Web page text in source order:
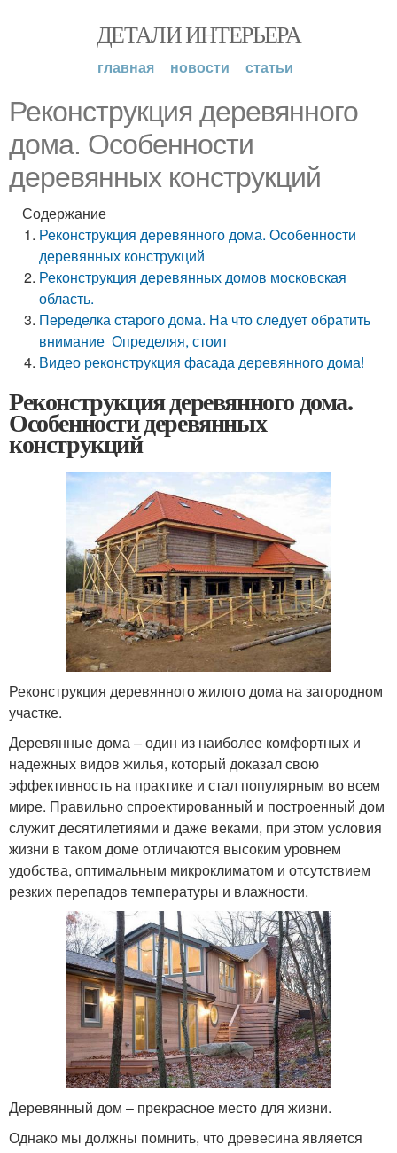
ДЕТАЛИ ИНТЕРЬЕРА
главная новости статьи
Реконструкция деревянного
дома. Особенности
деревянных конструкций
Содержание
Реконструкция деревянного дома. Особенности
деревянных конструкций
Реконструкция деревянных домов московская
область.
Переделка старого дома. На что следует обратить
внимание Определяя, стоит
Видео реконструкция фасада деревянного дома!
Реконструкция деревянного дома.
Особенности деревянных
конструкций
Реконструкция деревянного жилого дома на загородном
участке.
Деревянные дома – один из наиболее комфортных и
надежных видов жилья, который доказал свою
эффективность на практике и стал популярным во всем
мире. Правильно спроектированный и построенный дом
служит десятилетиями и даже веками, при этом условия
жизни в таком доме отличаются высоким уровнем
удобства, оптимальным микроклиматом и отсутствием
резких перепадов температуры и влажности.
Деревянный дом – прекрасное место для жизни.
Однако мы должны помнить, что древесина является